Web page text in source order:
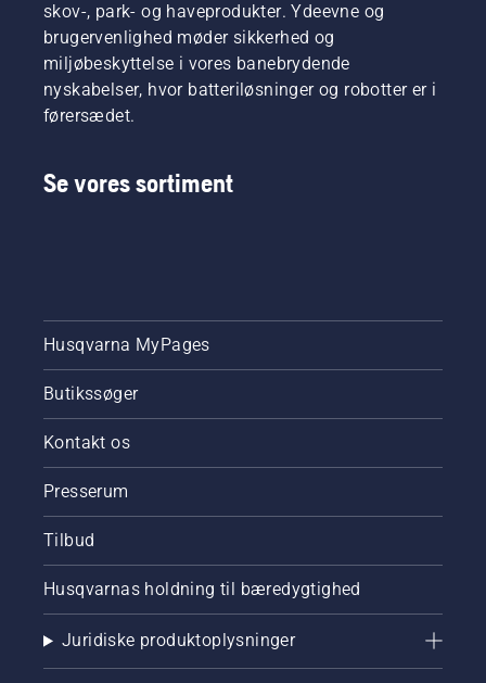
skov-, park- og haveprodukter. Ydeevne og
brugervenlighed møder sikkerhed og
miljøbeskyttelse i vores banebrydende
nyskabelser, hvor batteriløsninger og robotter er i
førersædet.
Se vores sortiment
Husqvarna MyPages
Butikssøger
Kontakt os
Presserum
Tilbud
Husqvarnas holdning til bæredygtighed
Juridiske produktoplysninger